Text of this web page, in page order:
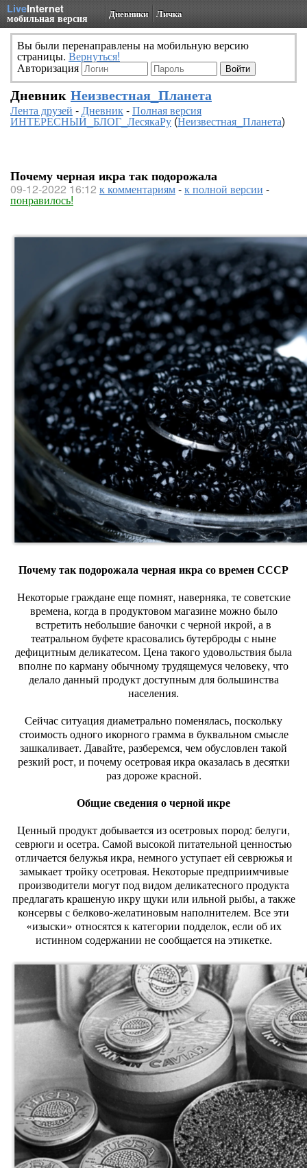
LiveInternet
мобильная версия Дневники Личка
Вы были перенаправлены на мобильную версию
страницы. Вернуться!
Авторизация
Дневник Неизвестная_Планета
Лента друзей -Дневник-Полная версия
ИНТЕРЕСНЫЙ_БЛОГ_ЛесякаРу(Неизвестная_Планета)
Почему черная икра так подорожала
09-12-2022 16:12 к комментариям-к полной версии -
понравилось!
Почему так подорожала черная икра со времен СССР
Некоторые граждане еще помнят, наверняка, те советские
времена, когда в продуктовом магазине можно было
встретить небольшие баночки с черной икрой, а в
театральном буфете красовались бутерброды с ныне
дефицитным деликатесом. Цена такого удовольствия была
вполне по карману обычному трудящемуся человеку, что
делало данный продукт доступным для большинства
населения.
Сейчас ситуация диаметрально поменялась, поскольку
стоимость одного икорного грамма в буквальном смысле
зашкаливает. Давайте, разберемся, чем обусловлен такой
резкий рост, и почему осетровая икра оказалась в десятки
раз дороже красной.
Общие сведения о черной икре
Ценный продукт добывается из осетровых пород: белуги,
севрюги и осетра. Самой высокой питательной ценностью
отличается белужья икра, немного уступает ей севрюжья и
замыкает тройку осетровая. Некоторые предприимчивые
производители могут под видом деликатесного продукта
предлагать крашеную икру щуки или ильной рыбы, а также
консервы с белково-желатиновым наполнителем. Все эти
«изыски» относятся к категории подделок, если об их
истинном содержании не сообщается на этикетке.